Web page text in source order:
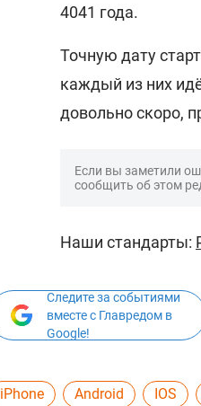
4041 года.
Точную дату
каждый из них
довольно скоро,
Если вы заметили
сообщить об этом
Наши стандарты:
Следите за событиями
вместе с Главредом в
Google!
iPhone Android IOS